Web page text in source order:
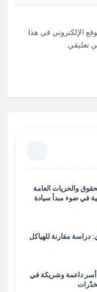
الإلكتروني في هذا
تعليقي.
والحريات العامة
في ضوء مبدأ سيادة
دراسة مقارنة للهياكل
أسر داعمة وشريكة في